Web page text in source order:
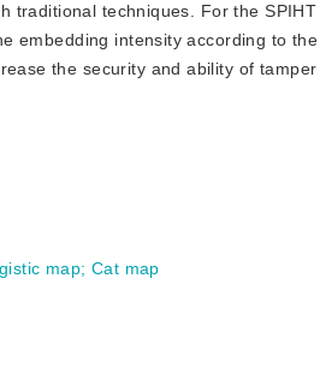
techniques. For the
embedding intensity according to
the security and ability of
map; Cat map